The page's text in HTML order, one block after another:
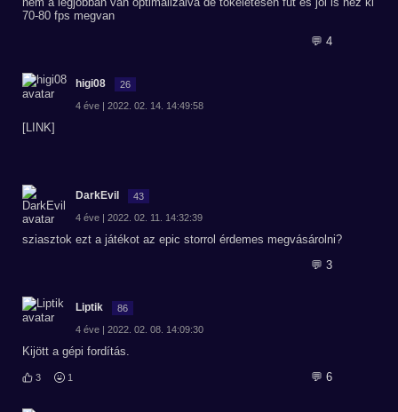
70-80 fps megvan
💬 4
higi08 26
4 éve | 2022. 02. 14. 14:49:58
[LINK]
DarkEvil 43
4 éve | 2022. 02. 11. 14:32:39
sziasztok ezt a játékot az epic storrol érdemes megvásárolni?
💬 3
Liptik 86
4 éve | 2022. 02. 08. 14:09:30
Kijött a gépi fordítás.
3 1 💬 6